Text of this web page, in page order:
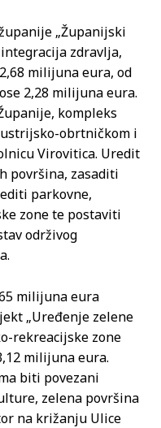
„Županijski
zdravlja,
milijuna eura, od
2,28 milijuna eura.
kompleks
obrtničkom i
Virovitica. Uredit
površina, zasaditi
parkovne,
zone te postaviti
održivog
milijuna eura
„Uređenje zelene
rekreacijske zone
milijuna eura.
biti povezani
zelena površina
na križanju Ulice